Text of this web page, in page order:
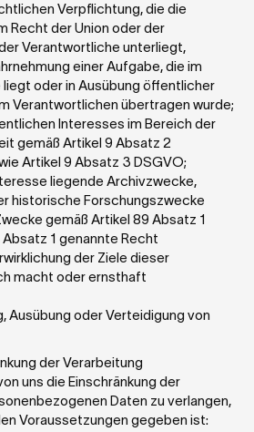
Verpflichtung, die die
Recht der Union oder der
Verantwortliche unterliegt,
einer Aufgabe, die im
oder in Ausübung öffentlicher
Verantwortlichen übertragen wurde;
Interesses im Bereich der
gemäß Artikel 9 Absatz 2
Artikel 9 Absatz 3 DSGVO;
liegende Archivzwecke,
historische Forschungszwecke
gemäß Artikel 89 Absatz 1
1 genannte Recht
der Ziele dieser
macht oder ernsthaft
Ausübung oder Verteidigung von
der Verarbeitung
uns die Einschränkung der
Daten zu verlangen,
Voraussetzungen gegeben ist: